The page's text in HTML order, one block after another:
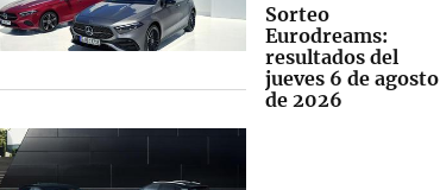
Sorteo
Eurodreams:
resultados del
jueves 6 de agosto
de 2026